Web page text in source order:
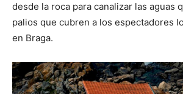
desde la roca para canalizar las aguas
palios que cubren a los espectadores
en Braga.